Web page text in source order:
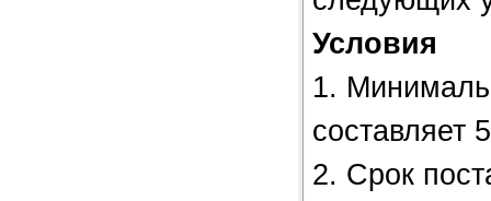
Условия
1.
составляет
2. Срок